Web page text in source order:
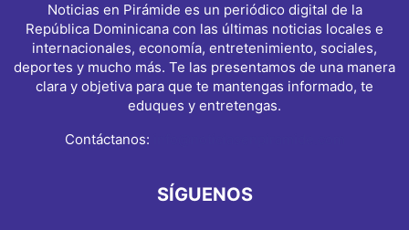
Noticias en Pirámide es un periódico digital de la
República Dominicana con las últimas noticias locales e
internacionales, economía, entretenimiento, sociales,
deportes y mucho más. Te las presentamos de una manera
clara y objetiva para que te mantengas informado, te
eduques y entretengas.
Contáctanos:
SÍGUENOS